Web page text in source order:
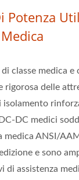
Potenza
classe medica e
rigorosa delle
isolamento
DC medici
medica ANSI/
e sono
di assistenza